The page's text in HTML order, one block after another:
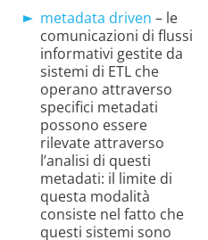
metadata driven – le
comunicazioni di flussi
informativi gestite da
sistemi di ETL che
operano attraverso
specifici metadati
possono essere
rilevate attraverso
l’analisi di questi
metadati: il limite di
questa modalità
consiste nel fatto che
questi sistemi sono